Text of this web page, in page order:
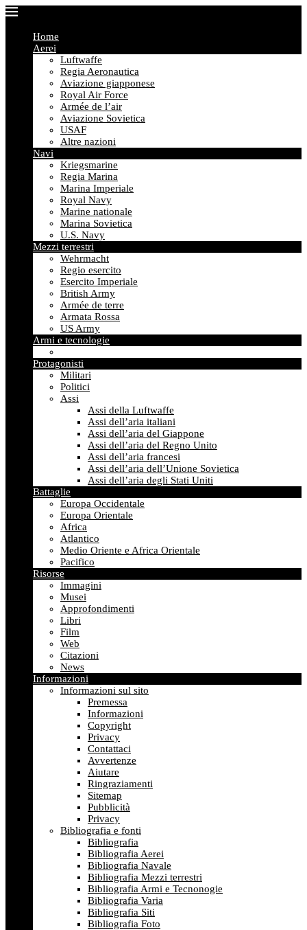
Home
Aerei
Luftwaffe
Regia Aeronautica
Aviazione giapponese
Royal Air Force
Armée de l’air
Aviazione Sovietica
USAF
Altre nazioni
Navi
Kriegsmarine
Regia Marina
Marina Imperiale
Royal Navy
Marine nationale
Marina Sovietica
U.S. Navy
Mezzi terrestri
Wehrmacht
Regio esercito
Esercito Imperiale
British Army
Armée de terre
Armata Rossa
US Army
Armi e tecnologie
Protagonisti
Militari
Politici
Assi
Assi della Luftwaffe
Assi dell’aria italiani
Assi dell’aria del Giappone
Assi dell’aria del Regno Unito
Assi dell’aria francesi
Assi dell’aria dell’Unione Sovietica
Assi dell’aria degli Stati Uniti
Battaglie
Europa Occidentale
Europa Orientale
Africa
Atlantico
Medio Oriente e Africa Orientale
Pacifico
Risorse
Immagini
Musei
Approfondimenti
Libri
Film
Web
Citazioni
News
Informazioni
Informazioni sul sito
Premessa
Informazioni
Copyright
Privacy
Contattaci
Avvertenze
Aiutare
Ringraziamenti
Sitemap
Pubblicità
Privacy
Bibliografia e fonti
Bibliografia
Bibliografia Aerei
Bibliografia Navale
Bibliografia Mezzi terrestri
Bibliografia Armi e Tecnonogie
Bibliografia Varia
Bibliografia Siti
Bibliografia Foto